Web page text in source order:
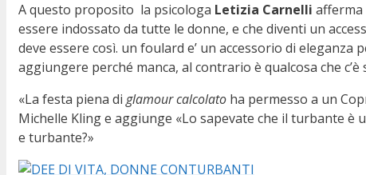
A questo proposito la psicologa Letizia Carnelli afferma
essere indossato da tutte le donne, e che diventi un
deve essere così. un foulard e’ un accessorio di
aggiungere perché manca, al contrario è qualcosa che
«La festa piena di glamour calcolato ha permesso a un
Michelle Kling e aggiunge «Lo sapevate che il turbante
e turbante?»